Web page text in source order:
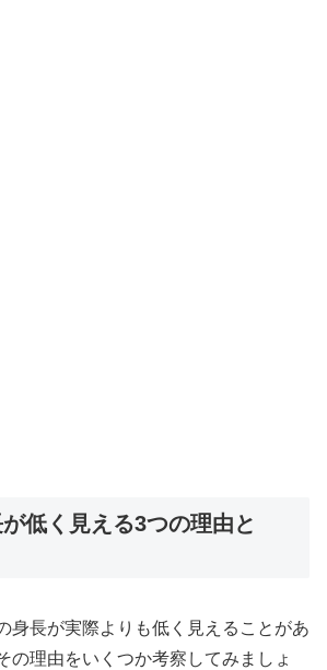
低く見える3つの理由と
身長が実際よりも低く見えることがあ
の理由をいくつか考察してみましょ